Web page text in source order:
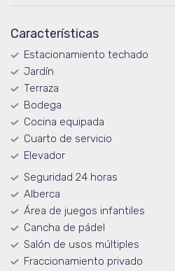
Características
Estacionamiento techado
Jardín
Terraza
Bodega
Cocina equipada
Cuarto de servicio
Elevador
Seguridad 24 horas
Alberca
Área de juegos infantiles
Cancha de pádel
Salón de usos múltiples
Fraccionamiento privado